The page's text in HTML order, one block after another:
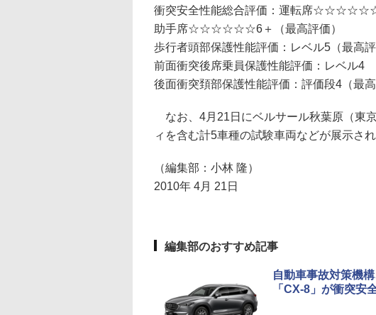
衝突安全性能総合評価：運転席
助手席☆☆☆☆☆☆6＋（最高評価）
歩行者頭部保護性能評価：レベル5（最高評
前面衝突後席乗員保護性能評価：レベル4
後面衝突頚部保護性能評価：評価段4（最高
なお、4月21日にベルサール秋葉原（東
ィを含む計5車種の試験車両などが展示さ
（編集部：小林 隆）
2010年 4月 21日
編集部のおすすめ記事
自動車事故対策機
「CX-8」が衝突安